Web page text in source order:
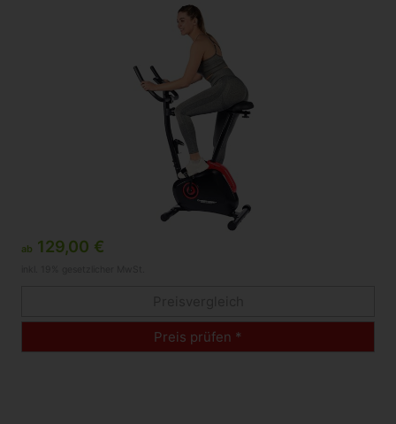
ab 129,00 €
Preis prüfen *